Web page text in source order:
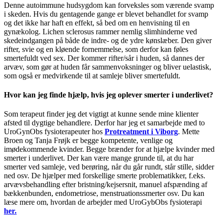
Denne autoimmune hudsygdom kan forveksles som værende svamp
i skeden. Hvis du gentagende gange er blevet behandlet for svamp
og det ikke har haft en effekt, så bed om en henvisning til en
gynækolog. Lichen sclerosus rammer nemlig slimhinderne ved
skedeindgangen på både de indre- og de ydre kønslæber. Den giver
rifter, svie og en kløende fornemmelse, som derfor kan føles
smertefuldt ved sex. Der kommer rifter/sår i huden, så dannes der
arvæv, som gør at huden får sammenvoksninger og bliver uelastisk,
som også er medvirkende til at samleje bliver smertefuldt.
Hvor kan jeg finde hjælp, hvis jeg oplever smerter i underlivet?
Som terapeut finder jeg det vigtigt at kunne sende mine klienter
afsted til dygtige behandlere. Derfor har jeg et samarbejde med to
UroGynObs fysioterapeuter hos Protreatment i Viborg. Mette
Broen og Tanja Frøjk er begge kompetente, venlige og
imødekommende kvinder. Begge brænder for at hjælpe kvinder med
smerter i underlivet. Der kan være mange grunde til, at du har
smerter ved samleje, ved berøring, når du går rundt, står stille, sidder
ned osv. De hjælper med forskellige smerte problematikker, f.eks.
arvævsbehandling efter bristning/kejsersnit, manuel afspænding af
bækkenbunden, endometriose, menstruationssmerter osv. Du kan
læse mere om, hvordan de arbejder med UroGybObs fysioterapi
her.